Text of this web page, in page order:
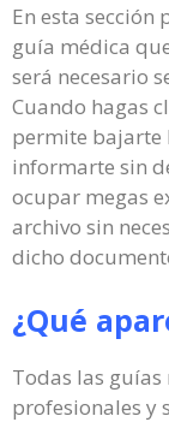
En esta sección
guía médica
será necesario
Cuando hagas
permite bajarte
informarte sin
ocupar megas
archivo sin
dicho
¿Qué
Todas las
profesionales y